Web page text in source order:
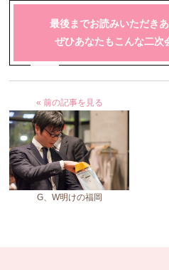
最後までお読みいただき
ぜひあなたもこんな二次
« 前の記事を見る
G、W明けの福岡